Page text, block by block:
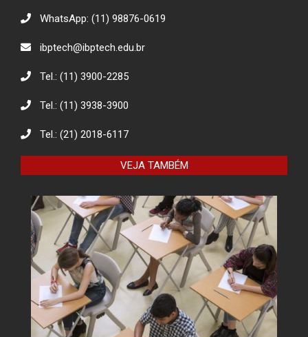
Descarte Sustentável de Pilhas e
Baterias
Eco Eletrônicos: Promovendo a
Responsável
O combate à desinformação na
WhatsApp: (11) 98876-0619
ibptech@ibptech.edu.br
Tel.: (11) 3900-2285
Tel.: (11) 3938-3900
Tel.: (21) 2018-6117
VEJA TAMBÉM